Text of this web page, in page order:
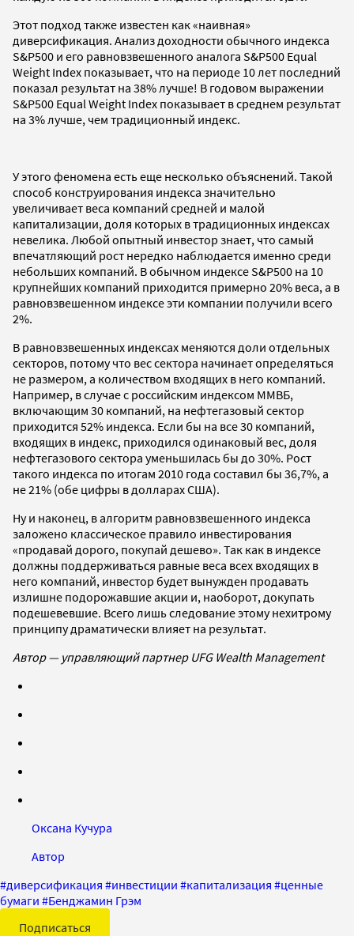
Этот подход также известен как «наивная»
диверсификация. Анализ доходности обычного индекса
S&P500 и его равновзвешенного аналога S&P500 Equal
Weight Index показывает, что на периоде 10 лет последний
показал результат на 38% лучше! В годовом выражении
S&P500 Equal Weight Index показывает в среднем результат
на 3% лучше, чем традиционный индекс.
У этого феномена есть еще несколько объяснений. Такой
способ конструирования индекса значительно
увеличивает веса компаний средней и малой
капитализации, доля которых в традиционных индексах
невелика. Любой опытный инвестор знает, что самый
впечатляющий рост нередко наблюдается именно среди
небольших компаний. В обычном индексе S&P500 на 10
крупнейших компаний приходится примерно 20% веса, а в
равновзвешенном индексе эти компании получили всего
2%.
В равновзвешенных индексах меняются доли отдельных
секторов, потому что вес сектора начинает определяться
не размером, а количеством входящих в него компаний.
Например, в случае с российским индексом ММВБ,
включающим 30 компаний, на нефтегазовый сектор
приходится 52% индекса. Если бы на все 30 компаний,
входящих в индекс, приходился одинаковый вес, доля
нефтегазового сектора уменьшилась бы до 30%. Рост
такого индекса по итогам 2010 года составил бы 36,7%, а
не 21% (обе цифры в долларах США).
Ну и наконец, в алгоритм равновзвешенного индекса
заложено классическое правило инвестирования
«продавай дорого, покупай дешево». Так как в индексе
должны поддерживаться равные веса всех входящих в
него компаний, инвестор будет вынужден продавать
излишне подорожавшие акции и, наоборот, докупать
подешевевшие. Всего лишь следование этому нехитрому
принципу драматически влияет на результат.
Автор — управляющий партнер UFG Wealth Management
Оксана Кучура
Автор
#диверсификация #инвестиции #капитализация #ценные
бумаги #Бенджамин Грэм
Подписаться